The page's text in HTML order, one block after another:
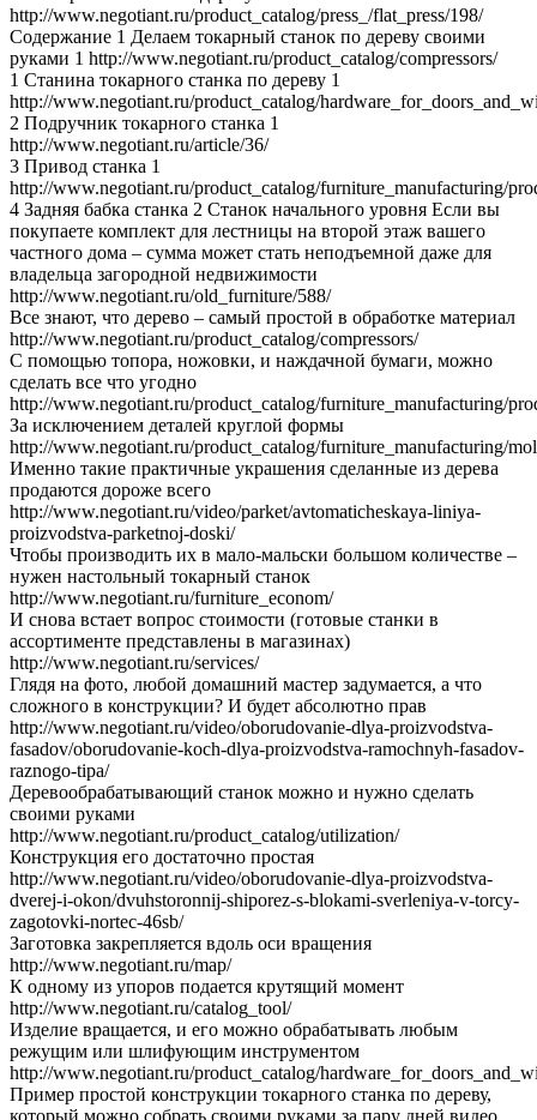
http://www.negotiant.ru/product_catalog/press_/flat_press/198/
Содержание 1 Делаем токарный станок по дереву своими
руками 1 http://www.negotiant.ru/product_catalog/compressors/
1 Станина токарного станка по дереву 1
http://www.negotiant.ru/product_catalog/
2 Подручник токарного станка 1
http://www.negotiant.ru/article/36/
3 Привод станка 1
http://www.negotiant.ru/product_catalog/furniture_manufacturing/
4 Задняя бабка станка 2 Станок начального уровня Если вы
покупаете комплект для лестницы на второй этаж вашего
частного дома – сумма может стать неподъемной даже для
владельца загородной недвижимости
http://www.negotiant.ru/old_furniture/588/
Все знают, что дерево – самый простой в обработке материал
http://www.negotiant.ru/product_catalog/compressors/
С помощью топора, ножовки, и наждачной бумаги, можно
сделать все что угодно
http://www.negotiant.ru/product_catalog/furniture_manufacturing/
За исключением деталей круглой формы
http://www.negotiant.ru/product_catalog/furniture_manufacturing/
Именно такие практичные украшения сделанные из дерева
продаются дороже всего
http://www.negotiant.ru/video/parket/avtomaticheskaya-liniya-
proizvodstva-parketnoj-doski/
Чтобы производить их в мало-мальски большом количестве –
нужен настольный токарный станок
http://www.negotiant.ru/furniture_econom/
И снова встает вопрос стоимости (готовые станки в
ассортименте представлены в магазинах)
http://www.negotiant.ru/services/
Глядя на фото, любой домашний мастер задумается, а что
сложного в конструкции? И будет абсолютно прав
http://www.negotiant.ru/video/oborudovanie-dlya-proizvodstva-
fasadov/oborudovanie-koch-dlya-proizvodstva-ramochnyh-fasadov-
raznogo-tipa/
Деревообрабатывающий станок можно и нужно сделать
своими руками
http://www.negotiant.ru/product_catalog/utilization/
Конструкция его достаточно простая
http://www.negotiant.ru/video/oborudovanie-dlya-proizvodstva-
dverej-i-okon/dvuhstoronnij-shiporez-s-blokami-sverleniya-v-torcy-
zagotovki-nortec-46sb/
Заготовка закрепляется вдоль оси вращения
http://www.negotiant.ru/map/
К одному из упоров подается крутящий момент
http://www.negotiant.ru/catalog_tool/
Изделие вращается, и его можно обрабатывать любым
режущим или шлифующим инструментом
http://www.negotiant.ru/product_catalog/
Пример простой конструкции токарного станка по дереву,
который можно собрать своими руками за пару дней видео